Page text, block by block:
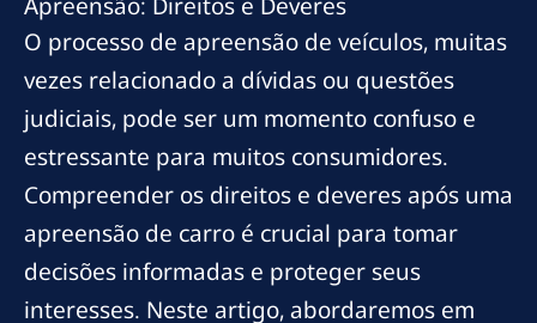
O processo de apreensão de veículos, muitas
vezes relacionado a dívidas ou questões
judiciais, pode ser um momento confuso e
estressante para muitos consumidores.
Compreender os direitos e deveres após uma
apreensão de carro é crucial para tomar
decisões informadas e proteger seus
interesses. Neste artigo, abordaremos em